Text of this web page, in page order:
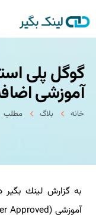
خانه
بکلینک
خدمات ما
درباره ما
گوگل پلی
آموزشی
خانه بلاگ مطلب
به گزارش لینك